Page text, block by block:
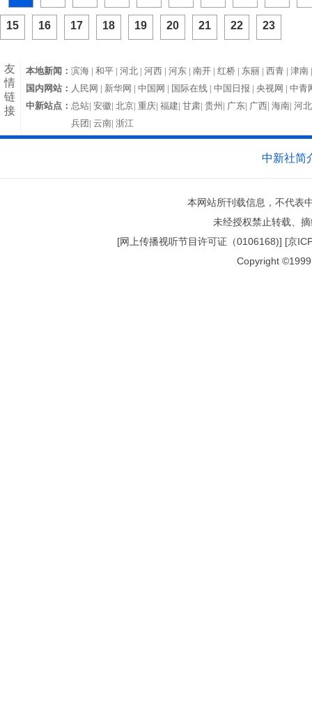
15 16 17 18 19 20 21 22 23
友
情
链
接
本地新闻： 滨海 |和平 |河北 |河西 |河东 |南开 |红桥 | 东丽 |西青 |津南
国内网站： 人民网 | 新华网 |中国网 | 国际在线 |中国日报 |央视网 |中青
中新站点： 总站|安徽|北京|重庆|福建|甘肃|贵州| 广东| 广西|海南|河
兵团|云南|浙江
中新社简
本网站所刊载信息，不代表
未经授权禁止转载、
[网上传播视听节目许可证（0106168)] [京
Copyright